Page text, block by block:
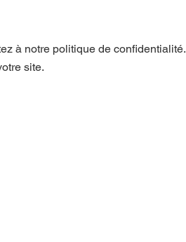
à notre politique de confidentialité.
site.